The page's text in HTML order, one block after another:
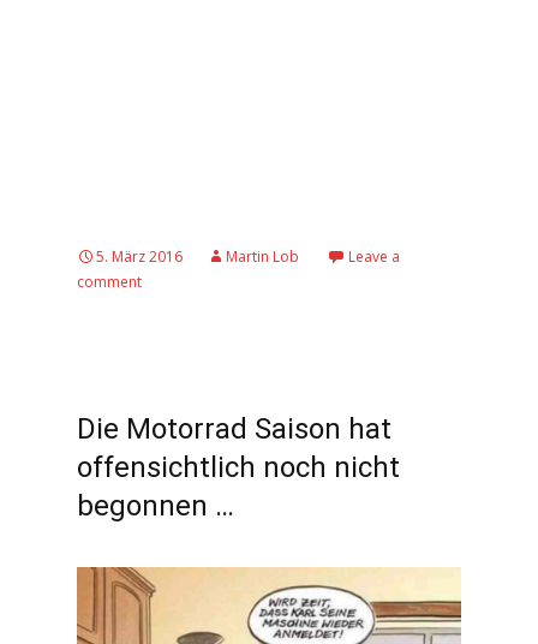
5. März 2016 Martin Lob
Leave a
comment
Die Motorrad Saison hat
offensichtlich noch nicht
begonnen …